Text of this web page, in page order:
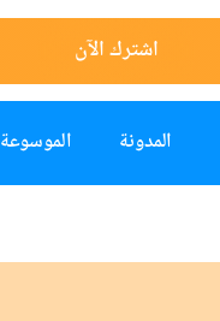
اشترك الآن
المدونة الموسوعة